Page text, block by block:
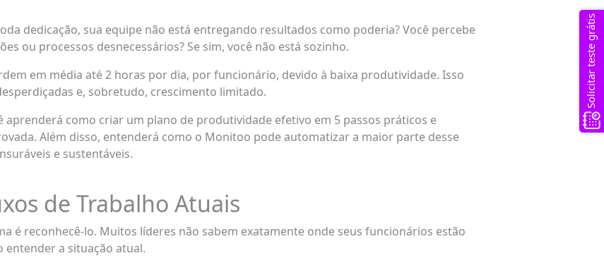
dedicação, sua equipe não está entregando resultados como poderia? Você percebe
ou processos desnecessários? Se sim, você não está sozinho.
em média até 2 horas por dia, por funcionário, devido à baixa produtividade. Isso
e, sobretudo, crescimento limitado.
aprenderá como criar um plano de produtividade efetivo em 5 passos práticos e
Além disso, entenderá como o Monitoo pode automatizar a maior parte desse
e sustentáveis.
de Trabalho Atuais
é reconhecê-lo. Muitos líderes não sabem exatamente onde seus funcionários estão
entender a situação atual.
Solicitar teste grátis